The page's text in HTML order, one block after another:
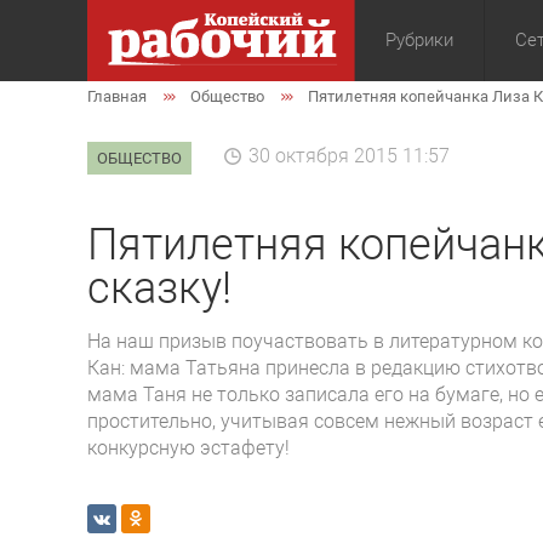
Рубрики
Общество
Главная Общество Пятилетняя копейчанка Лиза
ОБЩЕСТВО 30 октября 2015 11:57
Пятилетняя
сказку!
На наш призыв поучаствовать в литературном
Кан: мама Татьяна принесла в редакцию
мама Таня не только записала его на бумаге,
простительно, учитывая совсем нежный
конкурсную эстафету!